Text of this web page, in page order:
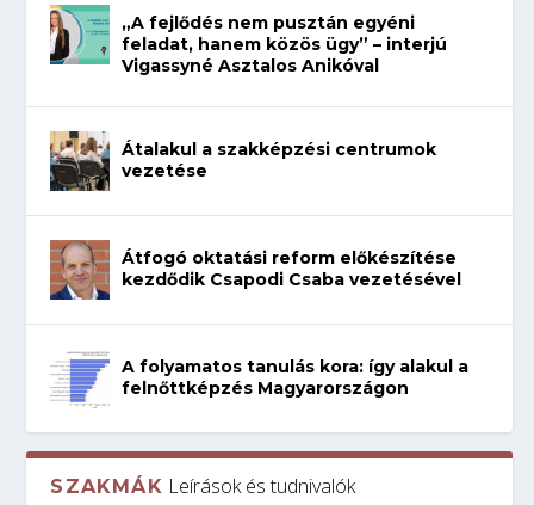
„A fejlődés nem pusztán egyéni
feladat, hanem közös ügy” – interjú
Vigassyné Asztalos Anikóval
Átalakul a szakképzési centrumok
vezetése
Átfogó oktatási reform előkészítése
kezdődik Csapodi Csaba vezetésével
A folyamatos tanulás kora: így alakul a
felnőttképzés Magyarországon
SZAKMÁK Leírások és tudnivalók